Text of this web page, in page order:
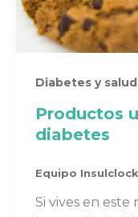
Diabetes y salud
Productos
diabetes
Equipo Insulclock
Si vives en